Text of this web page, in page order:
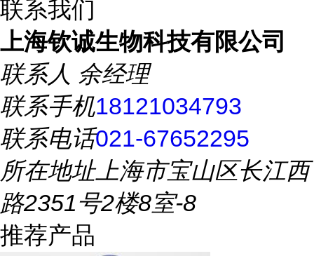
联系我们
上海钦诚生物科技有限公司
联系人 余经理
联系手机18121034793
联系电话021-67652295
所在地址上海市宝山区长江西
路2351号2楼8室-8
推荐产品